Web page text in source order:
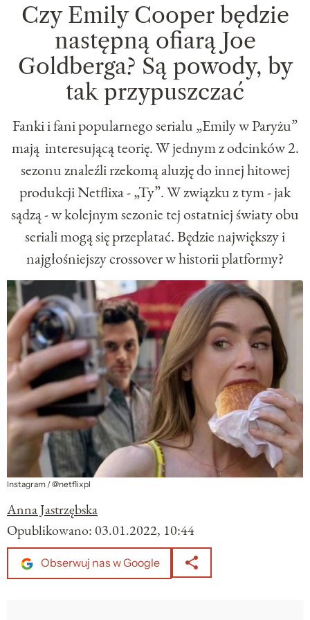
Czy Emily Cooper będzie
następną ofiarą Joe
Goldberga? Są powody, by
tak przypuszczać
Fanki i fani popularnego serialu „Emily w Paryżu”
mają interesującą teorię. W jednym z odcinków 2.
sezonu znaleźli rzekomą aluzję do innej hitowej
produkcji Netflixa - „Ty”. W związku z tym - jak
sądzą - w kolejnym sezonie tej ostatniej światy obu
seriali mogą się przeplatać. Będzie największy i
najgłośniejszy crossover w historii platformy?
Instagram / @netflixpl
Anna Jastrzębska
Opublikowano: 03.01.2022, 10:44
Obserwuj nas w Google